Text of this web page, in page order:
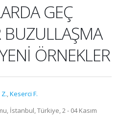
GEÇ
BUZULLAŞMA
ÖRNEKLER
Z.,Keserci F.
İstanbul, Türkiye, 2 - 04 Kasım